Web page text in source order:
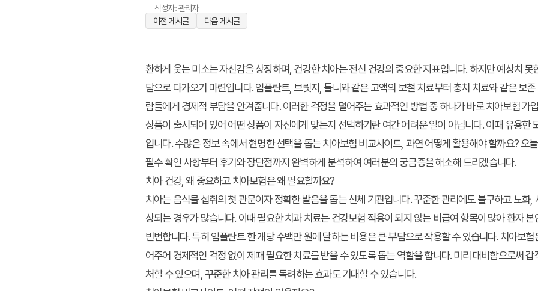
작성자: 관리자
이전 게시글
다음 게시글
환하게 웃는 미소는 자신감을 상징하며, 건강한 치아는 전신 건강의 중요한 지표입니다. 하지만 예상치 못
담으로 다가오기 마련입니다. 임플란트, 브릿지, 틀니와 같은 고액의 보철 치료부터 충치 치료와 같은 보
람들에게 경제적 부담을 안겨줍니다. 이러한 걱정을 덜어주는 효과적인 방법 중 하나가 바로 치아보험 가
상품이 출시되어 있어 어떤 상품이 자신에게 맞는지 선택하기란 여간 어려운 일이 아닙니다. 이때 유용한
입니다. 수많은 정보 속에서 현명한 선택을 돕는 치아보험 비교사이트, 과연 어떻게 활용해야 할까요? 오
필수 확인 사항부터 후기와 장단점까지 완벽하게 분석하여 여러분의 궁금증을 해소해 드리겠습니다.
치아 건강, 왜 중요하고 치아보험은 왜 필요할까요?
치아는 음식물 섭취의 첫 관문이자 정확한 발음을 돕는 신체 기관입니다. 꾸준한 관리에도 불구하고 노화,
상되는 경우가 많습니다. 이때 필요한 치과 치료는 건강보험 적용이 되지 않는 비급여 항목이 많아 환자
빈번합니다. 특히 임플란트 한 개당 수백만 원에 달하는 비용은 큰 부담으로 작용할 수 있습니다. 치아보
어주어 경제적인 걱정 없이 제때 필요한 치료를 받을 수 있도록 돕는 역할을 합니다. 미리 대비함으로써
처할 수 있으며, 꾸준한 치아 관리를 독려하는 효과도 기대할 수 있습니다.